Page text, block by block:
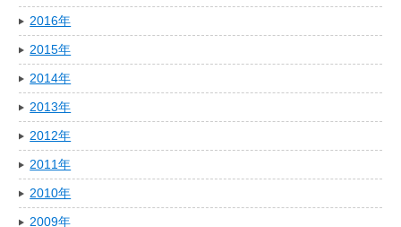
2016年
2015年
2014年
2013年
2012年
2011年
2010年
2009年